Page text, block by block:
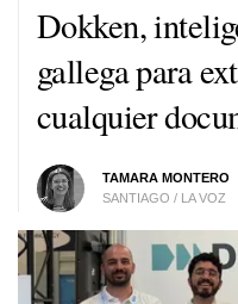
Dokken,
gallega para
cualquier
TAMARA MONTERO
SANTIAGO / LA VOZ